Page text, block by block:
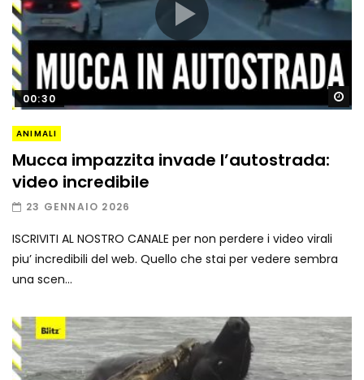
00:30
ANIMALI
Mucca impazzita invade l’autostrada:
video incredibile
23 GENNAIO 2026
ISCRIVITI AL NOSTRO CANALE per non perdere i video virali
piu’ incredibili del web. Quello che stai per vedere sembra
una scen...